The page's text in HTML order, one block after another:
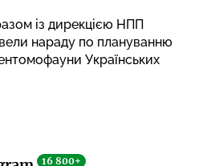
із дирекцією НПП
нараду по плануванню
Українських
16 800+